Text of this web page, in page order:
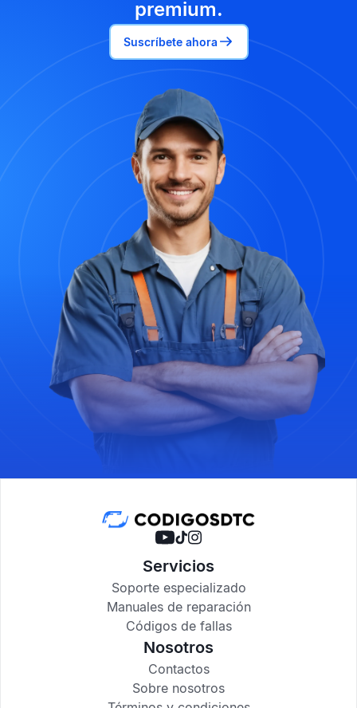
premium.
Suscríbete ahora
Servicios
Soporte especializado
Manuales de reparación
Códigos de fallas
Nosotros
Contactos
Sobre nosotros